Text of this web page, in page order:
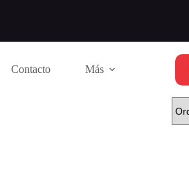
Contacto Más